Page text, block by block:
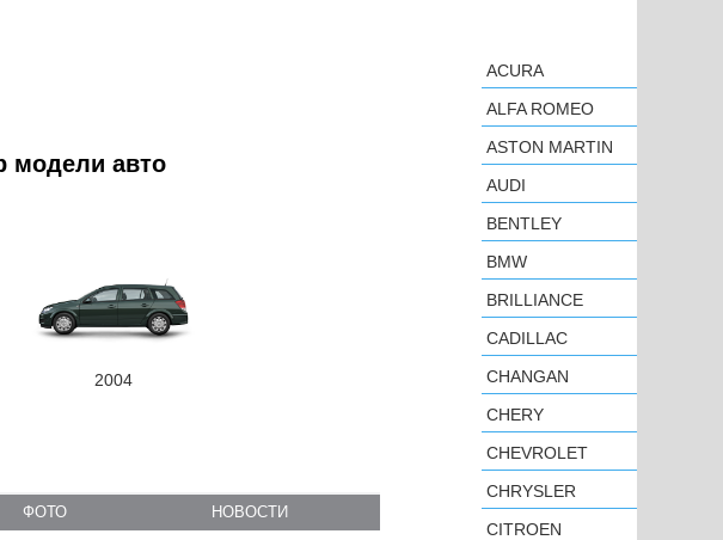
модели авто
2004
ФОТО НОВОСТИ
ACURA
ALFA ROMEO
ASTON MARTIN
AUDI
BENTLEY
BMW
BRILLIANCE
CADILLAC
CHANGAN
CHERY
CHEVROLET
CHRYSLER
CITROEN